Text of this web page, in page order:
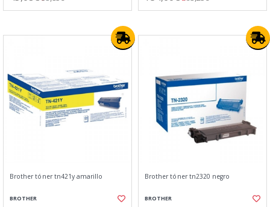
Brother tóner tn421y amarillo
BROTHER
Brother tóner tn2320 negro
BROTHER